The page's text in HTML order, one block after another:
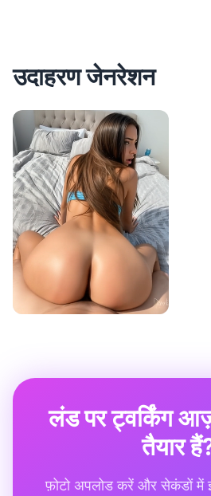
उदाहरण जेनरेशन
लंड पर ट्वर्किंग
तैयार
फ़ोटो अपलोड करें और सेकंडों में